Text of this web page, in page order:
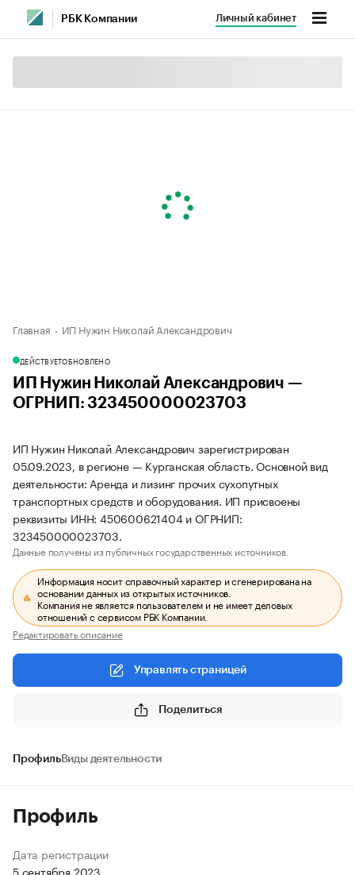
РБК Компании Личный кабинет
Главная ИП Нужин Николай Александрович
ДЕЙСТВУЕТОБНОВЛЕНО
ИП Нужин Николай Александрович —
ОГРНИП: 323450000023703
ИП Нужин Николай Александрович зарегистрирован
05.09.2023, в регионе — Курганская область. Основной вид
деятельности: Аренда и лизинг прочих сухопутных
транспортных средств и оборудования. ИП присвоены
реквизиты ИНН: 450600621404 и ОГРНИП:
323450000023703.
Данные получены из публичных государственных источников.
Информация носит справочный характер и сгенерирована на
основании данных из открытых источников.
Компания не является пользователем и не имеет деловых
отношений с сервисом РБК Компании.
Редактировать описание
Управлять страницей
Поделиться
ПрофильВиды деятельности
Профиль
Дата регистрации
5 сентября 2023